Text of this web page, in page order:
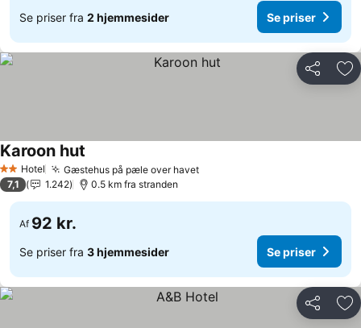
Se priser fra 2 hjemmesider Se priser
Del
2 Stjerner
Hotel Gæstehus på pæle over havetSe priser
Karoon hut
7,1 1.242 0.5 km fra stranden
Af 92 kr.
Se priser fra 3 hjemmesider Se priser
Del